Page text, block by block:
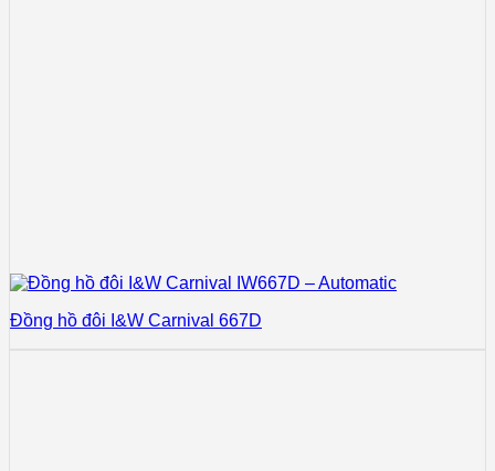
Đồng hồ đôi I&W Carnival 667D